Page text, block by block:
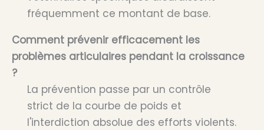
fréquemment ce montant de base.
Comment prévenir efficacement les
problèmes articulaires pendant la croissance
?
La prévention passe par un contrôle
strict de la courbe de poids et
l'interdiction absolue des efforts violents.